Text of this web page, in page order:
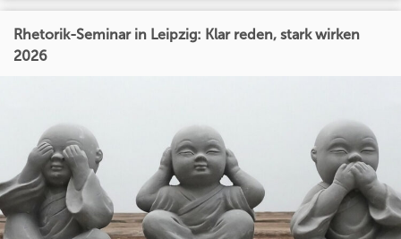
Rhetorik-Seminar in Leipzig: Klar reden, stark wirken
2026